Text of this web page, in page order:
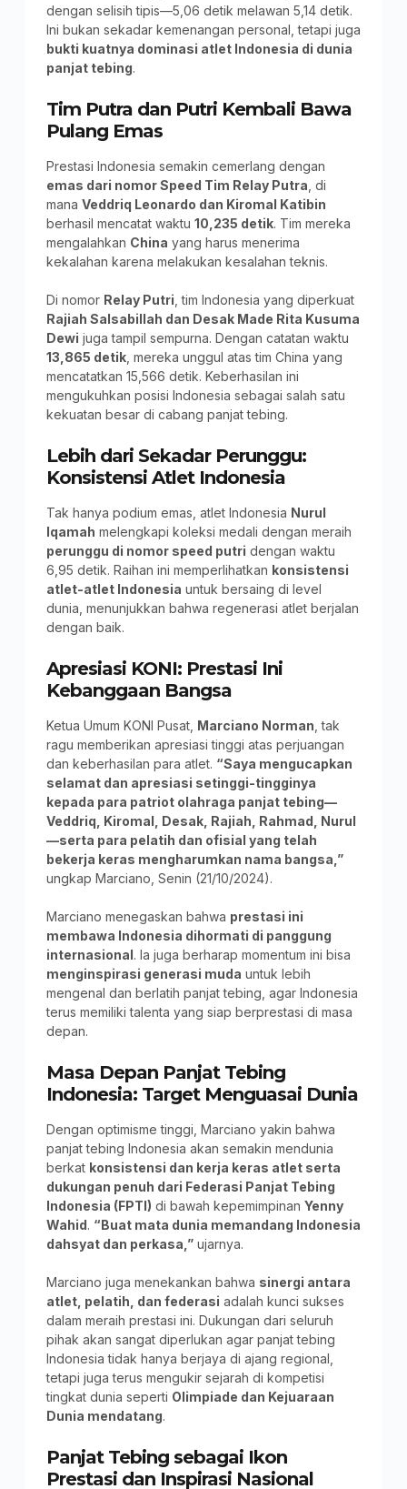
dengan selisih tipis—5,06 detik melawan 5,14 detik.
Ini bukan sekadar kemenangan personal, tetapi juga
bukti kuatnya dominasi atlet Indonesia di dunia
panjat tebing.
Tim Putra dan Putri Kembali Bawa
Pulang Emas
Prestasi Indonesia semakin cemerlang dengan
emas dari nomor Speed Tim Relay Putra , di
mana Veddriq Leonardo dan Kiromal Katibin
berhasil mencatat waktu 10,235 detik. Tim mereka
mengalahkan China yang harus menerima
kekalahan karena melakukan kesalahan teknis.
Di nomor Relay Putri , tim Indonesia yang diperkuat
Rajiah Salsabillah dan Desak Made Rita Kusuma
Dewi juga tampil sempurna. Dengan catatan waktu
13,865 detik, mereka unggul atas tim China yang
mencatatkan 15,566 detik. Keberhasilan ini
mengukuhkan posisi Indonesia sebagai salah satu
kekuatan besar di cabang panjat tebing.
Lebih dari Sekadar Perunggu:
Konsistensi Atlet Indonesia
Tak hanya podium emas, atlet Indonesia Nurul
Iqamah melengkapi koleksi medali dengan meraih
perunggu di nomor speed putri dengan waktu
6,95 detik. Raihan ini memperlihatkan konsistensi
atlet-atlet Indonesia untuk bersaing di level
dunia, menunjukkan bahwa regenerasi atlet berjalan
dengan baik.
Apresiasi KONI: Prestasi Ini
Kebanggaan Bangsa
Ketua Umum KONI Pusat, Marciano Norman , tak
ragu memberikan apresiasi tinggi atas perjuangan
dan keberhasilan para atlet. “Saya mengucapkan
selamat dan apresiasi setinggi-tingginya
kepada para patriot olahraga panjat tebing—
Veddriq, Kiromal, Desak, Rajiah, Rahmad, Nurul
—serta para pelatih dan ofisial yang telah
bekerja keras mengharumkan nama bangsa,”
ungkap Marciano, Senin (21/10/2024).
Marciano menegaskan bahwa prestasi ini
membawa Indonesia dihormati di panggung
internasional. Ia juga berharap momentum ini bisa
menginspirasi generasi muda untuk lebih
mengenal dan berlatih panjat tebing, agar Indonesia
terus memiliki talenta yang siap berprestasi di masa
depan.
Masa Depan Panjat Tebing
Indonesia: Target Menguasai Dunia
Dengan optimisme tinggi, Marciano yakin bahwa
panjat tebing Indonesia akan semakin mendunia
berkat konsistensi dan kerja keras atlet serta
dukungan penuh dari Federasi Panjat Tebing
Indonesia (FPTI) di bawah kepemimpinan Yenny
Wahid. “Buat mata dunia memandang Indonesia
dahsyat dan perkasa,”ujarnya.
Marciano juga menekankan bahwa sinergi antara
atlet, pelatih, dan federasi adalah kunci sukses
dalam meraih prestasi ini. Dukungan dari seluruh
pihak akan sangat diperlukan agar panjat tebing
Indonesia tidak hanya berjaya di ajang regional,
tetapi juga terus mengukir sejarah di kompetisi
tingkat dunia seperti Olimpiade dan Kejuaraan
Dunia mendatang.
Panjat Tebing sebagai Ikon
Prestasi dan Inspirasi Nasional